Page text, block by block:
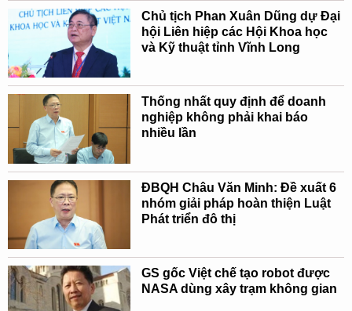
Chủ tịch Phan Xuân Dũng dự Đại
hội Liên hiệp các Hội Khoa học
và Kỹ thuật tỉnh Vĩnh Long
Thống nhất quy định để doanh
nghiệp không phải khai báo
nhiều lần
ĐBQH Châu Văn Minh: Đề xuất 6
nhóm giải pháp hoàn thiện Luật
Phát triển đô thị
GS gốc Việt chế tạo robot được
NASA dùng xây trạm không gian